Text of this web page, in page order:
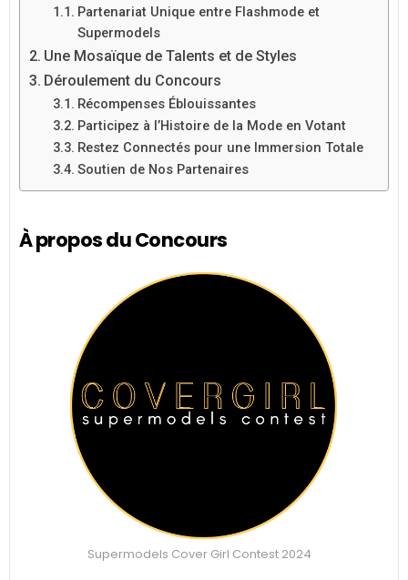
Partenariat Unique entre Flashmode et
Supermodels
Une Mosaïque de Talents et de Styles
Déroulement du Concours
Récompenses Éblouissantes
Participez à l’Histoire de la Mode en Votant
Restez Connectés pour une Immersion Totale
Soutien de Nos Partenaires
À propos du Concours
Supermodels Cover Girl Contest 2024